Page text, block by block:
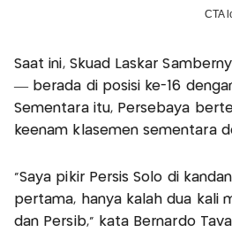
Saat ini, Skuad Laskar
— berada di posisi ke-16
Sementara itu, Persebaya
keenam klasemen sementara
“Saya pikir Persis Solo di
pertama, hanya kalah dua kali
dan Persib,” kata Bernardo